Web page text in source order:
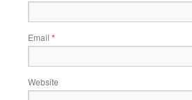
Email *
Website